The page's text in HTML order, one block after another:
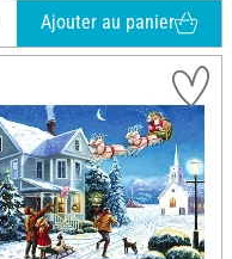
Ajouter au panier